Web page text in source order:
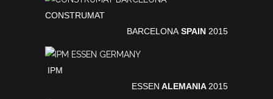
CONSTRUMAT
BARCELONASPAIN 2015
IPM
ESSEN ALEMANIA 2015